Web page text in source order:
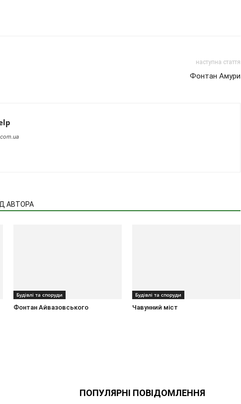
наступна стаття
Фонтан Амури
АВТОРА
Будівлі та споруди
Фонтан Айвазовського
Будівлі та споруди
Чавунний міст
ПОПУЛЯРНІ ПОВІДОМЛЕННЯ